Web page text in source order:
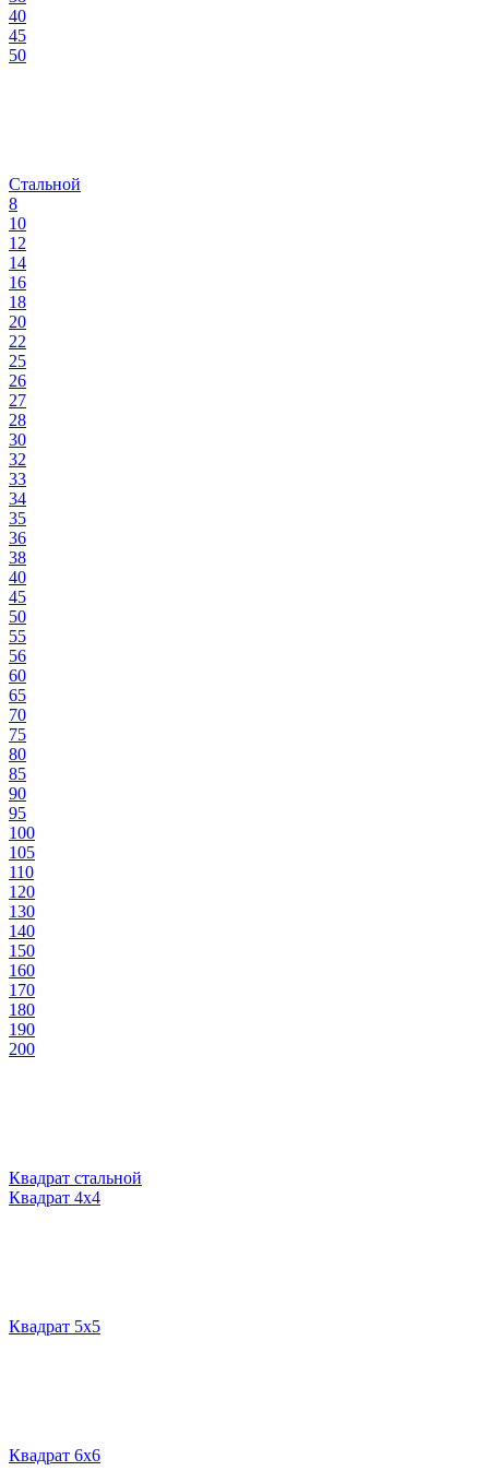
40
45
50
Стальной
8
10
12
14
16
18
20
22
25
26
27
28
30
32
33
34
35
36
38
40
45
50
55
56
60
65
70
75
80
85
90
95
100
105
110
120
130
140
150
160
170
180
190
200
Квадрат стальной
Квадрат 4х4
Квадрат 5х5
Квадрат 6х6